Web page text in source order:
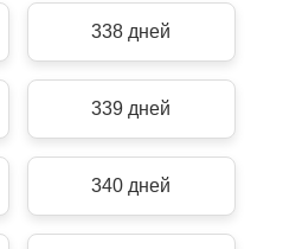
338 дней
339 дней
340 дней